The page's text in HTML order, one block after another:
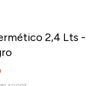
2,4 Lts -